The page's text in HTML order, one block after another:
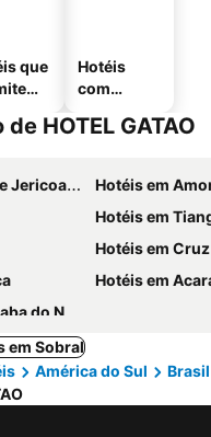
que
Hotéis
com
mento
HOTEL GATAO
Hotéis em
Hotéis em
Hotéis em Cruz
Hotéis em
do Norte
em Sobral
América do Sul Brasil